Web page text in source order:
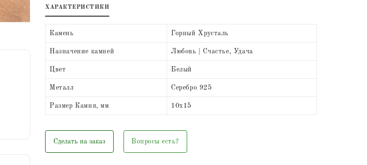
ХАРАКТЕРИСТИКИ
Камень Горный Хрусталь
Назначение камней Любовь | Счастье, Удача
Цвет Белый
Металл Серебро 925
Размер Камня, мм 10х15
Сделать на заказ Вопросы есть?